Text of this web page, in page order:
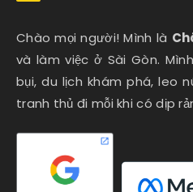
Chào mọi người! Mình là
và làm việc ở Sài Gòn.
bụi, du lịch khám phá, leo
tranh thủ đi mỗi khi có dịp